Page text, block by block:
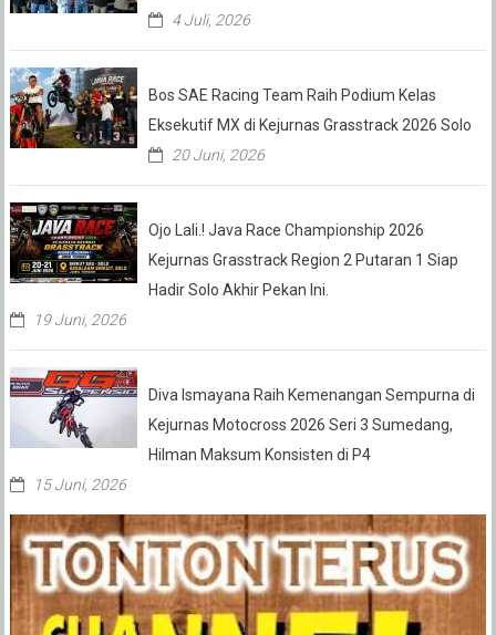
4 Juli, 2026
Bos SAE Racing Team Raih Podium Kelas
Eksekutif MX di Kejurnas Grasstrack 2026 Solo
20 Juni, 2026
Ojo Lali.! Java Race Championship 2026
Kejurnas Grasstrack Region 2 Putaran 1 Siap
Hadir Solo Akhir Pekan Ini.
19 Juni, 2026
Diva Ismayana Raih Kemenangan Sempurna di
Kejurnas Motocross 2026 Seri 3 Sumedang,
Hilman Maksum Konsisten di P4
15 Juni, 2026